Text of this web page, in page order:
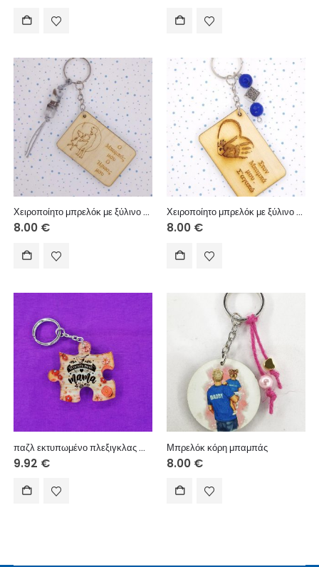
Χειροποίητο μπρελόκ με ξύλινο στοιχείο, ακρυλικές χάντρες, μεταλλικό στοιχείο, μακραμέ κορδόνι.
8.00 €
Χειροποίητο μπρελόκ με ξύλινο στοιχείο, χάντρες αχάτης, μεταλλικό στοιχείο.
8.00 €
παζλ εκτυπωμένο πλεξιγκλας Μαμά πολύχρωμο
9.92 €
Μπρελόκ κόρη μπαμπάς
8.00 €